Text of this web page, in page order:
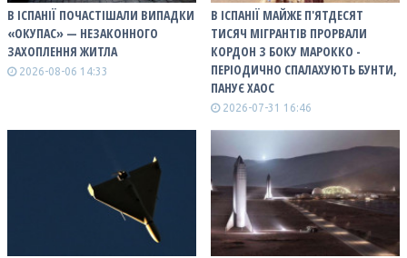
В ІСПАНІЇ ПОЧАСТІШАЛИ ВИПАДКИ
«ОКУПАС» — НЕЗАКОННОГО
ЗАХОПЛЕННЯ ЖИТЛА
2026-08-06 14:33
В ІСПАНІЇ МАЙЖЕ П'ЯТДЕСЯТ
ТИСЯЧ МІГРАНТІВ ПРОРВАЛИ
КОРДОН З БОКУ МАРОККО -
ПЕРІОДИЧНО СПАЛАХУЮТЬ БУНТИ,
ПАНУЄ ХАОС
2026-07-31 16:46